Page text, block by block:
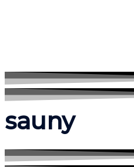
sauny